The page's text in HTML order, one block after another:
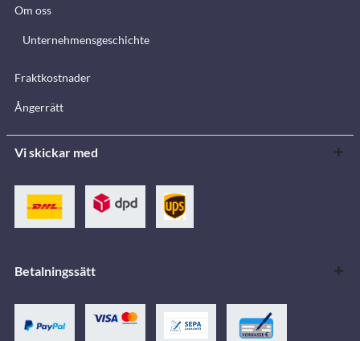
Om oss
Unternehmensgeschichte
Fraktkostnader
Ångerrätt
Vi skickar med
Betalningssätt